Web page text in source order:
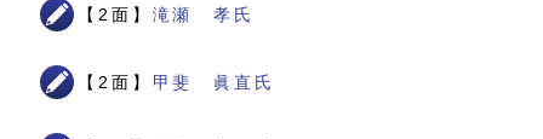
【2面】 滝瀬 孝氏
【2面】 甲斐 眞直氏